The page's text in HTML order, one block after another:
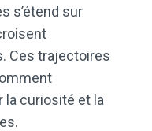
s’étend sur
Ces trajectoires
la curiosité et la